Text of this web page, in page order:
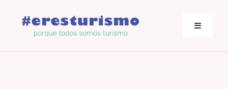
contenido
Toggle